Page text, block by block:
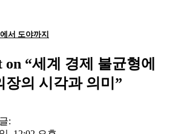
서 도야까지
on “세계 경제 불균형에
의 시각과 의미 ”
: